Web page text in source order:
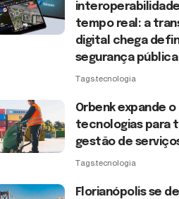
tempo real: a
digital chega
segurança pública
Tags:tecnologia
Orbenk expande o
tecnologias para
gestão de
Tags:tecnologia
Florianópolis se